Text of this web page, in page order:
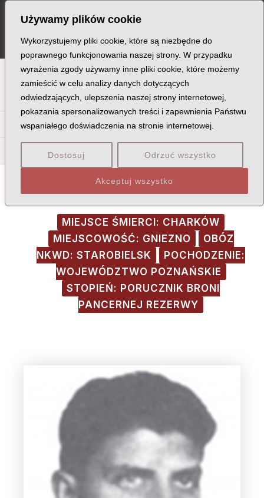
Używamy plików cookie
Wykorzystujemy pliki cookie, które są niezbędne do
poprawnego funkcjonowania naszej strony. W przypadku
wyrażenia zgody używamy inne pliki cookie, które możemy
zamieścić w celu analizy danych dotyczących
odwiedzających, ulepszenia naszej strony internetowej,
pokazania spersonalizowanych treści i zapewnienia Państwu
wspaniałego doświadczenia na stronie internetowej.
Dostosuj Odrzuć wszystko
Akceptuj wszystko
content
B C D E F G H I J K L Ł M
O P Q R S T U V W X Z
Gą Ge Gi Gl Gł Gm Gn Go Gr
Goc Goe Gop Gos
MIEJSCE ŚMIERCI: CHARKÓW
MIEJSCOWOŚĆ: GNIEZNO
OBÓZ
NKWD: STAROBIELSK
POCHODZENIE:
WOJEWÓDZTWO POZNAŃSKIE
STOPIEŃ: PORUCZNIK BRONI
PANCERNEJ REZERWY
navigation